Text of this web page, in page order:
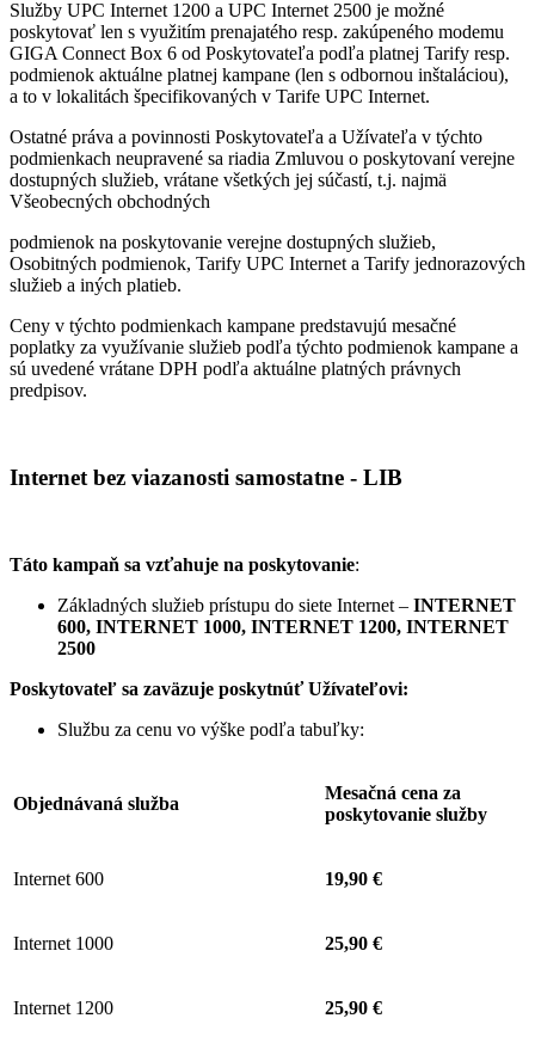
Služby UPC Internet 1200 a UPC Internet 2500 je možné
poskytovať len s využitím prenajatého resp. zakúpeného modemu
GIGA Connect Box 6 od Poskytovateľa podľa platnej Tarify resp.
podmienok aktuálne platnej kampane (len s odbornou inštaláciou),
a to v lokalitách špecifikovaných v Tarife UPC Internet.
Ostatné práva a povinnosti Poskytovateľa a Užívateľa v týchto
podmienkach neupravené sa riadia Zmluvou o poskytovaní verejne
dostupných služieb, vrátane všetkých jej súčastí, t.j. najmä
Všeobecných obchodných
podmienok na poskytovanie verejne dostupných služieb,
Osobitných podmienok, Tarify UPC Internet a Tarify jednorazových
služieb a iných platieb.
Ceny v týchto podmienkach kampane predstavujú mesačné
poplatky za využívanie služieb podľa týchto podmienok kampane a
sú uvedené vrátane DPH podľa aktuálne platných právnych
predpisov.
Internet bez viazanosti samostatne - LIB
Táto kampaň sa vzťahuje na poskytovanie:
Základných služieb prístupu do siete Internet – INTERNET
600, INTERNET 1000, INTERNET 1200, INTERNET
2500
Poskytovateľ sa zaväzuje poskytnúť Užívateľovi:
Službu za cenu vo výške podľa tabuľky:
Objednávaná služba
Mesačná cena za
poskytovanie služby
Internet 600 19,90 €
Internet 1000 25,90 €
Internet 1200 25,90 €